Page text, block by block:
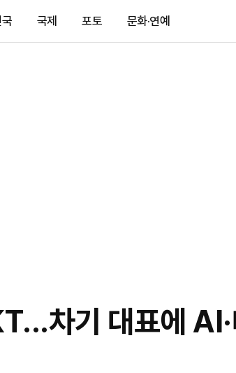
국 국제 포토 문화·연예
차기 대표에